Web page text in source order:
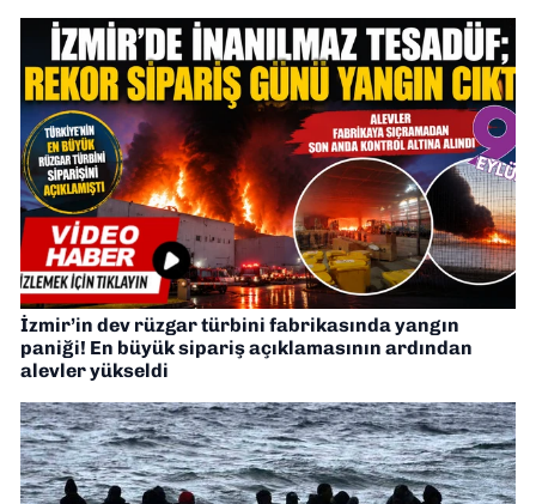
İzmir’in dev rüzgar türbini fabrikasında yangın
paniği! En büyük sipariş açıklamasının ardından
alevler yükseldi